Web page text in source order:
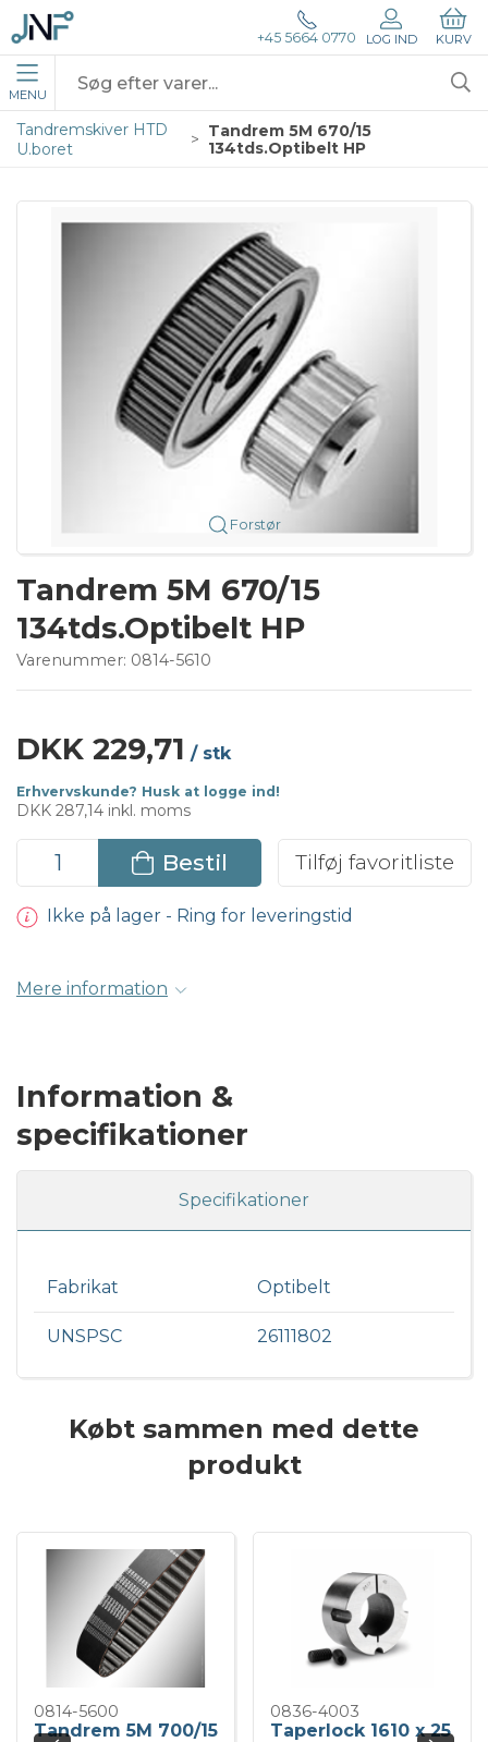
+45 5664 0770 LOG IND KURV
MENU
Tandremskiver HTD
U.boret
Tandrem 5M 670/15
134tds.Optibelt HP
Forstør
Tandrem 5M 670/15
134tds.Optibelt HP
Varenummer: 0814-5610
DKK 229,71 / stk
Erhvervskunde? Husk at logge ind!
DKK 287,14 inkl. moms
Bestil Tilføj favoritliste
Ikke på lager - Ring for leveringstid
Mere information
Information &
specifikationer
Specifikationer
Fabrikat Optibelt
UNSPSC 26111802
Købt sammen med dette
produkt
0814-5600
Tandrem 5M 700/15
0836-4003
Taperlock 1610 x 25